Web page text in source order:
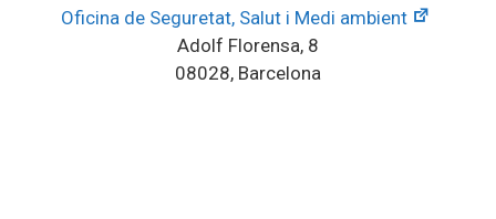
Oficina de Seguretat, Salut i Medi ambient
Adolf Florensa, 8
08028, Barcelona